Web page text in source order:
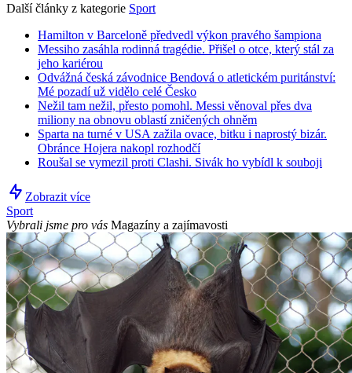
Další články z kategorie Sport
Hamilton v Barceloně předvedl výkon pravého šampiona
Messiho zasáhla rodinná tragédie. Přišel o otce, který stál za
jeho kariérou
Odvážná česká závodnice Bendová o atletickém puritánství:
Mé pozadí už vidělo celé Česko
Nežil tam nežil, přesto pomohl. Messi věnoval přes dva
miliony na obnovu oblastí zničených ohněm
Sparta na turné v USA zažila ovace, bitku i naprostý bizár.
Obránce Hojera nakopl rozhodčí
Roušal se vymezil proti Clashi. Sivák ho vybídl k souboji
Zobrazit více
Sport
Vybrali jsme pro vás Magazíny a zajímavosti